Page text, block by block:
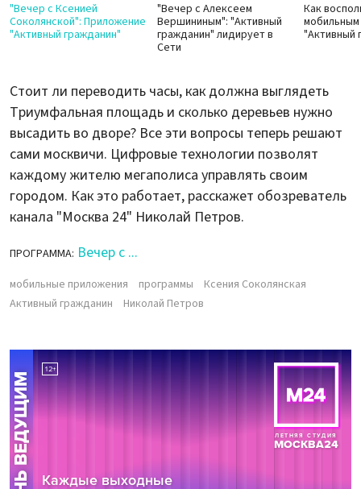
"Вечер с Ксенией
Соколянской": Приложение
"Активный гражданин"
"Вечер с Алексеем
Вершининым": "Активный
гражданин" лидирует в
Сети
Как
"Активный
Стоит ли переводить часы, как должна выглядеть
Триумфальная площадь и сколько деревьев нужно
высадить во дворе? Все эти вопросы теперь решают
сами москвичи. Цифровые технологии позволят
каждому жителю мегаполиса управлять своим
городом. Как это работает, расскажет обозреватель
канала "Москва 24" Николай Петров.
ПРОГРАММА: Вечер с ...
мобильные приложения программы
Ксения Соколянская
Активный гражданин
Николай Петров